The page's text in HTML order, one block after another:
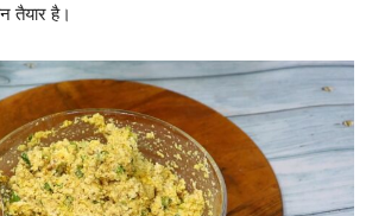
तैयार है।